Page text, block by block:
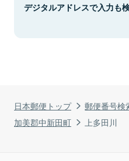
日本郵便トップ 郵便番号検
加美郡中新田町
上多田川
デジタルアドレスで入力も